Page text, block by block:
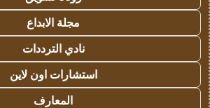
مجلة الابداع
نادي الترددات
استشارات اون لاين
المعارف